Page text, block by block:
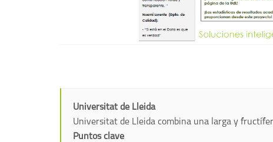
Universitat de Lleida
Universitat de Lleida combina una larga y
Puntos clave